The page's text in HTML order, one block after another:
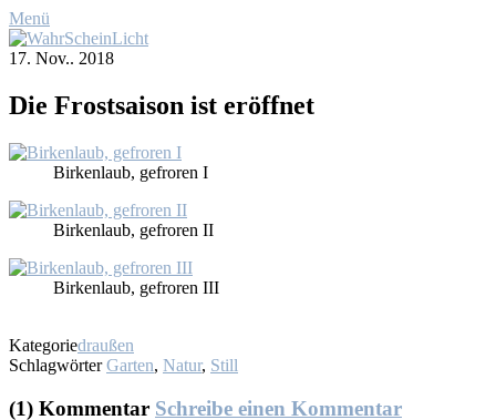
Menü
17. Nov.. 2018
Die Frost­sai­son ist er­öff­net
Bir­ken­laub, ge­fro­ren I
Bir­ken­laub, ge­fro­ren II
Bir­ken­laub, ge­fro­ren III
Kategoriedraußen
Schlagwörter Garten, Natur, Still
(1) Kommentar Schreibe einen Kommentar